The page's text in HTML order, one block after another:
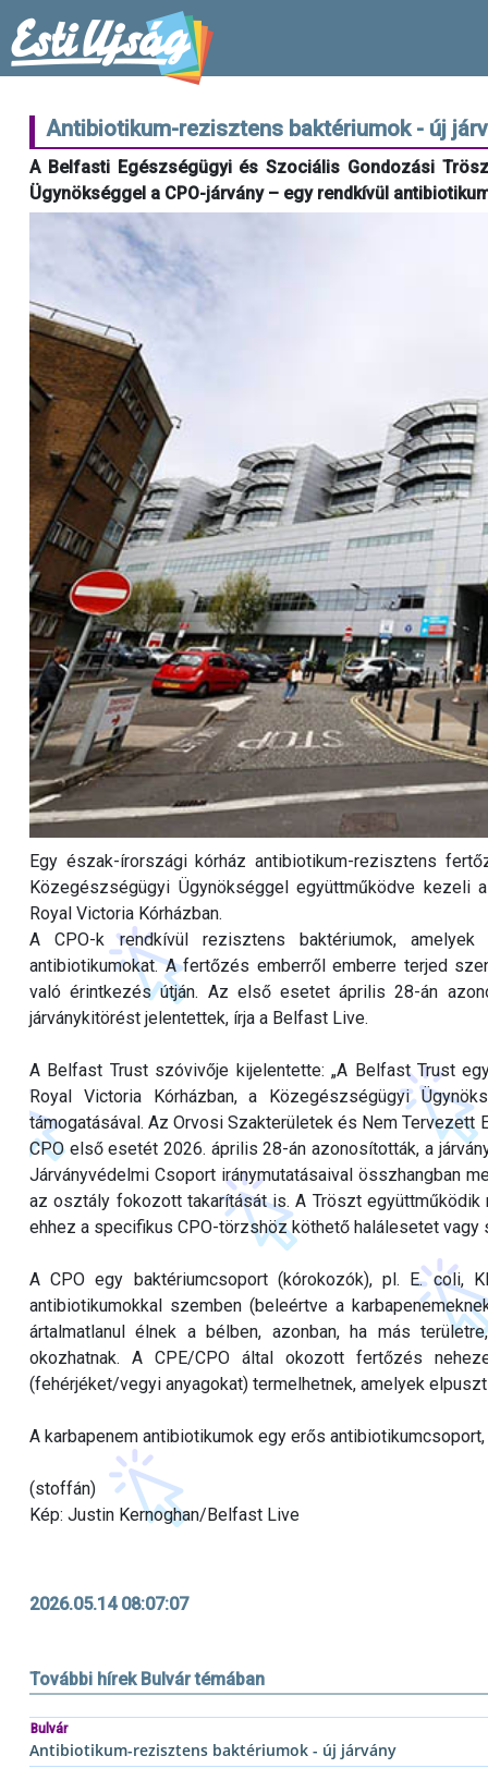
Antibiotikum-rezisztens baktériumok - új
A Belfasti Egészségügyi és Szociális Gondozási
Ügynökséggel a CPO-járvány – egy rendkívül
Egy észak-írországi kórház antibiotikum-rezisztens
Közegészségügyi Ügynökséggel együttműködve kezeli
Royal Victoria Kórházban.
A CPO-k rendkívül rezisztens baktériumok,
antibiotikumokat. A fertőzés emberről emberre terjed
való érintkezés útján. Az első esetet április 28-án
járványkitörést jelentettek, írja a Belfast Live.
A Belfast Trust szóvivője kijelentette: „A Belfast Trust
Royal Victoria Kórházban, a Közegészségügyi
támogatásával. Az Orvosi Szakterületek és Nem
CPO első esetét 2026. április 28-án azonosították, a
Járványvédelmi Csoport iránymutatásaival összhangban
az osztály fokozott takarítását is. A Tröszt
ehhez a specifikus CPO-törzshöz köthető halálesetet vagy
A CPO egy baktériumcsoport (kórokozók), pl. E. coli,
antibiotikumokkal szemben (beleértve a
ártalmatlanul élnek a bélben, azonban, ha más
okozhatnak. A CPE/CPO által okozott fertőzés
(fehérjéket/vegyi anyagokat) termelhetnek, amelyek
A karbapenem antibiotikumok egy erős
(stoffán)
Kép: Justin Kernoghan/Belfast Live
2026.05.14 08:07:07
További hírek Bulvár témában
Bulvár
Antibiotikum-rezisztens baktériumok - új járvány